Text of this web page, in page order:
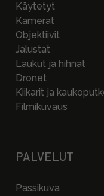
Käytetyt
Kamerat
Objektiivit
Jalustat
Laukut ja hihnat
Dronet
Kiikarit ja
Filmikuvaus
PALVELUT
Passikuva